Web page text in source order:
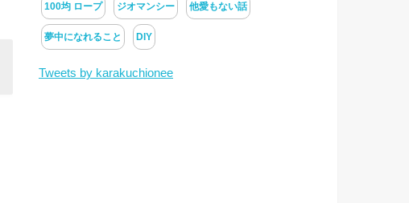
100均 ロープ ジオマンシー 他愛もない話
夢中になれること DIY
Tweets by karakuchionee